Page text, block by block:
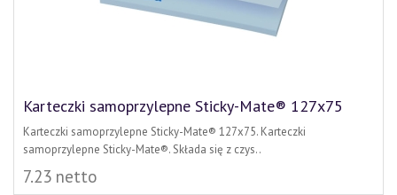
Karteczki samoprzylepne Sticky-Mate® 127x75
Karteczki samoprzylepne Sticky-Mate® 127x75. Karteczki
samoprzylepne Sticky-Mate®. Składa się z czys..
7.23 netto